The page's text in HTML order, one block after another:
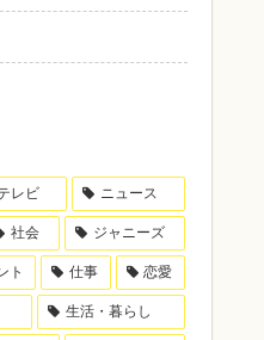
レビ ニュース
社会 ジャニーズ
ト 仕事 恋愛
生活・暮らし